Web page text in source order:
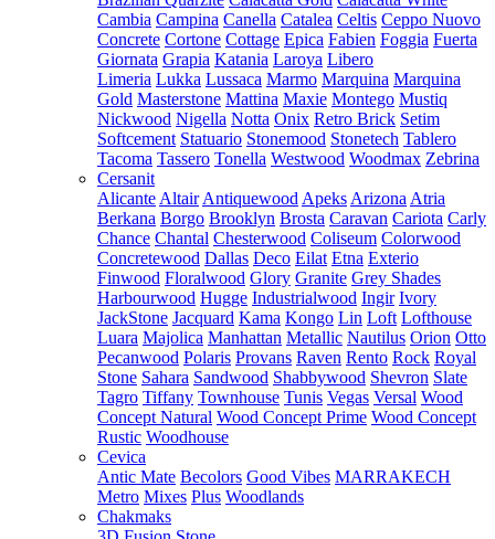
Cambia Campina Canella Catalea Celtis Ceppo Nuovo
Concrete Cortone Cottage Epica Fabien Foggia Fuerta
Giornata Grapia Katania Laroya Libero
Limeria Lukka Lussaca Marmo Marquina Marquina
Gold Masterstone Mattina Maxie Montego Mustiq
Nickwood Nigella Notta Onix Retro Brick Setim
Softcement Statuario Stonemood Stonetech Tablero
Tacoma Tassero Tonella Westwood Woodmax Zebrina
Cersanit
Alicante Altair Antiquewood Apeks Arizona Atria
Berkana Borgo Brooklyn Brosta Caravan Cariota Carly
Chance Chantal Chesterwood Coliseum Colorwood
Concretewood Dallas Deco Eilat Etna Exterio
Finwood Floralwood Glory Granite Grey Shades
Harbourwood Hugge Industrialwood Ingir Ivory
JackStone Jacquard Kama Kongo Lin Loft Lofthouse
Luara Majolica Manhattan Metallic Nautilus Orion Otto
Pecanwood Polaris Provans Raven Rento Rock Royal
Stone Sahara Sandwood Shabbywood Shevron Slate
Tagro Tiffany Townhouse Tunis Vegas Versal Wood
Concept Natural Wood Concept Prime Wood Concept
Rustic Woodhouse
Cevica
Antic Mate Becolors Good Vibes MARRAKECH
Metro Mixes Plus Woodlands
Chakmaks